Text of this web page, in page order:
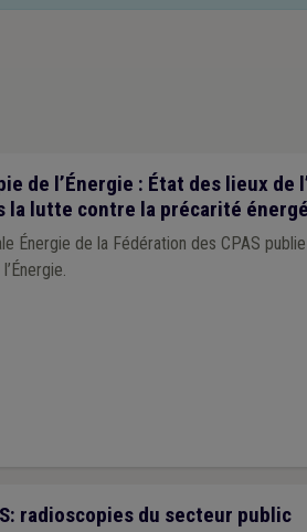
de l’Énergie : État des lieux de
la lutte contre la précarité
Énergie de la Fédération des CPAS
radioscopies du secteur public